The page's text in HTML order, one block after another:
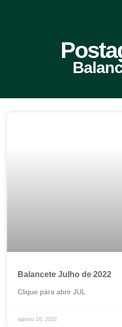
Balancete Julho de 2022
Clique para abrir JUL
agosto 18, 2022